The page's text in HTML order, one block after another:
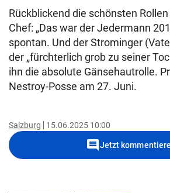
Rückblickend die schönsten
Chef: „Das war der Jedermann
spontan. Und der Strominger
der „fürchterlich grob zu seiner
ihn die absolute Gänsehautrolle.
Nestroy-Posse am 27. Juni.
Salzburg 15.06.2025 10:00
commentJetzt